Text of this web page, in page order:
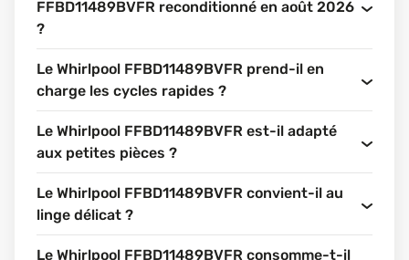
FFBD11489BVFR reconditionné en août 2026
?
Le Whirlpool FFBD11489BVFR prend-il en
charge les cycles rapides ?
Le Whirlpool FFBD11489BVFR est-il adapté
aux petites pièces ?
Le Whirlpool FFBD11489BVFR convient-il au
linge délicat ?
Le Whirlpool FFBD11489BVFR consomme-t-il